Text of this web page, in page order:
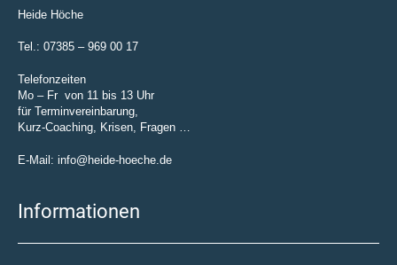
Heide Höche
Tel.: 07385 – 969 00 17
Telefonzeiten
Mo – Fr von 11 bis 13 Uhr
für Terminvereinbarung,
Kurz-Coaching, Krisen, Fragen …
E-Mail: info@heide-hoeche.de
Informationen